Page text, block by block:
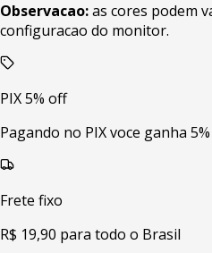
Observacao:as cores podem
configuracao do monitor.
PIX 5% off
Pagando no PIX voce ganha
Frete fixo
R$ 19,90 para todo o Brasil